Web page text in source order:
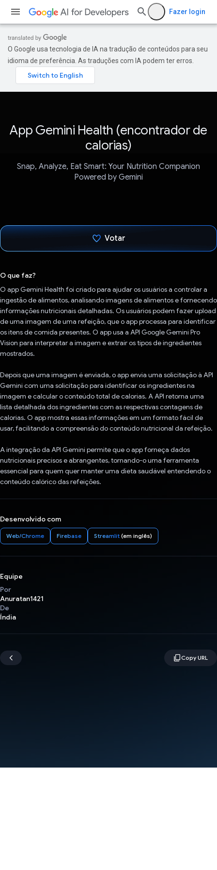
Fazer login
O Google usa tecnologia de IA na tradução de conteúdos para seu
idioma de preferência. As traduções com IA podem ter erros.
App Gemini Health (encontrador de
calorias)
Snap, Analyze, Eat Smart: Your Nutrition Companion
Powered by Gemini
Votar
O que faz?
O app Gemini Health foi criado para ajudar os usuários a controlar a
ingestão de alimentos, analisando imagens de alimentos e fornecendo
informações nutricionais detalhadas. Os usuários podem fazer upload
de uma imagem de uma refeição, que o app processa para identificar
os itens de comida presentes. O app usa a API Google Gemini Pro
Vision para interpretar a imagem e extrair os tipos de ingredientes
mostrados.
Depois que uma imagem é enviada, o app envia uma solicitação à API
Gemini com uma solicitação para identificar os ingredientes na
imagem e calcular o conteúdo total de calorias. A API retorna uma
lista detalhada dos ingredientes com as respectivas contagens de
calorias. O app mostra essas informações em um formato fácil de
usar, facilitando a compreensão do conteúdo nutricional da refeição.
A integração da API Gemini permite que o app forneça dados
nutricionais precisos e abrangentes, tornando-o uma ferramenta
essencial para quem quer manter uma dieta saudável entendendo o
conteúdo calórico das refeições.
Desenvolvido com
Web/Chrome Firebase Streamlit (em inglês)
Equipe
Por
Anuratan1421
De
Índia